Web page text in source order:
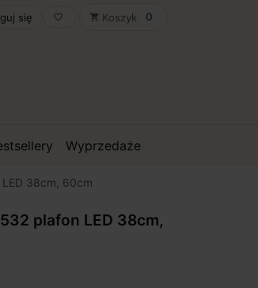
się favorite_border shopping_cart Koszyk 0
Wyprzedaże
LED 38cm, 60cm
plafon LED 38cm,